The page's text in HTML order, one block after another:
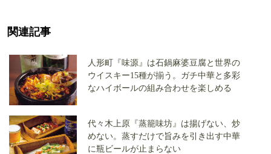
関連記事
人形町『味源』は石鍋麻婆豆腐と世界の
ウイスキー15種が揃う。ガチ中華と多彩
なハイボールの組み合わせを楽しめる
代々木上原『蒸籠味坊』は揚げない、炒
めない。蒸すだけで旨みを引き出す中華
に瓶ビールが止まらない